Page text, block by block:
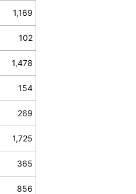
1,169
102
1,478
154
269
1,725
365
856